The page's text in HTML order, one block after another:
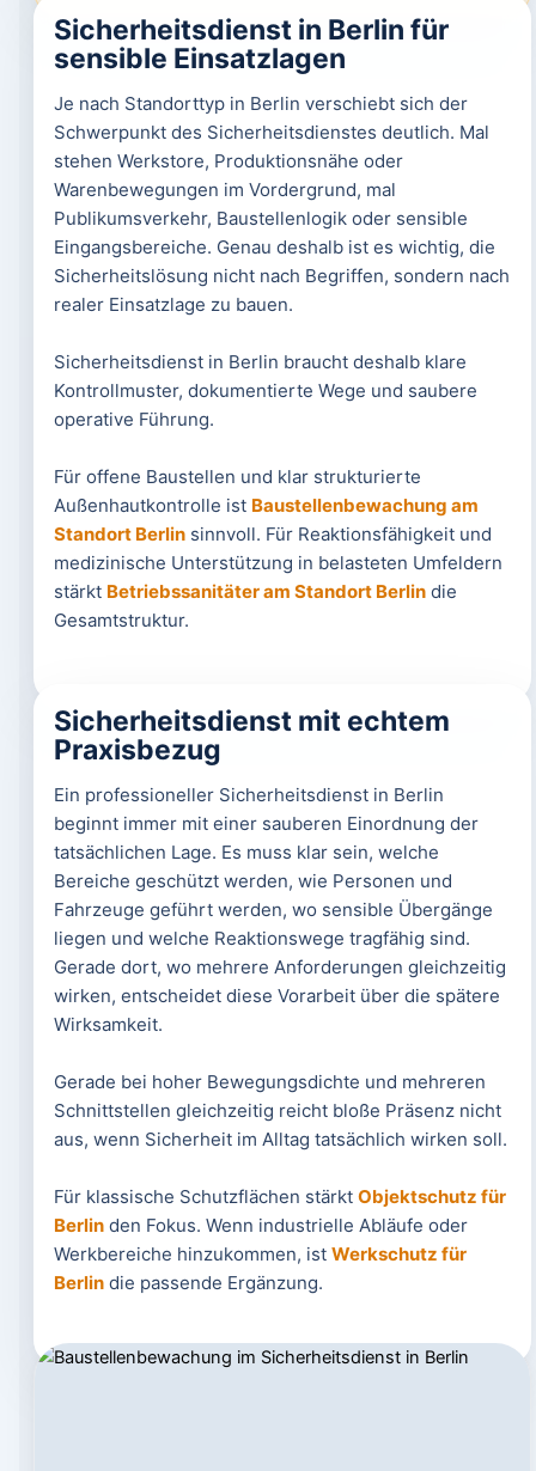
Sicherheitsdienst in Berlin für
sensible Einsatzlagen
Je nach Standorttyp in Berlin verschiebt sich der
Schwerpunkt des Sicherheitsdienstes deutlich. Mal
stehen Werkstore, Produktionsnähe oder
Warenbewegungen im Vordergrund, mal
Publikumsverkehr, Baustellenlogik oder sensible
Eingangsbereiche. Genau deshalb ist es wichtig, die
Sicherheitslösung nicht nach Begriffen, sondern nach
realer Einsatzlage zu bauen.
Sicherheitsdienst in Berlin braucht deshalb klare
Kontrollmuster, dokumentierte Wege und saubere
operative Führung.
Für offene Baustellen und klar strukturierte
Außenhautkontrolle ist Baustellenbewachung am
Standort Berlinsinnvoll. Für Reaktionsfähigkeit und
medizinische Unterstützung in belasteten Umfeldern
stärkt Betriebssanitäter am Standort Berlindie
Gesamtstruktur.
Sicherheitsdienst mit echtem
Praxisbezug
Ein professioneller Sicherheitsdienst in Berlin
beginnt immer mit einer sauberen Einordnung der
tatsächlichen Lage. Es muss klar sein, welche
Bereiche geschützt werden, wie Personen und
Fahrzeuge geführt werden, wo sensible Übergänge
liegen und welche Reaktionswege tragfähig sind.
Gerade dort, wo mehrere Anforderungen gleichzeitig
wirken, entscheidet diese Vorarbeit über die spätere
Wirksamkeit.
Gerade bei hoher Bewegungsdichte und mehreren
Schnittstellen gleichzeitig reicht bloße Präsenz nicht
aus, wenn Sicherheit im Alltag tatsächlich wirken soll.
Für klassische Schutzflächen stärkt Objektschutz für
Berlinden Fokus. Wenn industrielle Abläufe oder
Werkbereiche hinzukommen, ist Werkschutz für
Berlindie passende Ergänzung.